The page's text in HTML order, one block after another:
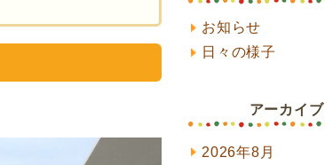
お知らせ
日々の様子
アーカイブ
2026年8月